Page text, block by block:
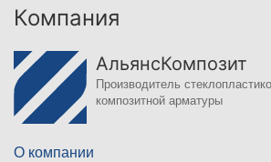
Компания
АльянсКомпозит
Производитель
композитной арматуры
О компании